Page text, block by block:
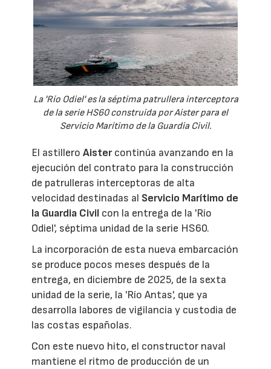
La 'Río Odiel' es la séptima patrullera interceptora
de la serie HS60 construida por Aister para el
Servicio Marítimo de la Guardia Civil.
El astilleroAistercontinúa avanzando en la
ejecución del contrato para la construcción
de patrulleras interceptoras de alta
velocidad destinadas al Servicio Marítimo de
la Guardia Civil con la entrega de la 'Río
Odiel', séptima unidad de la serie HS60.
La incorporación de esta nueva embarcación
se produce pocos meses después de la
entrega, en diciembre de 2025, de la sexta
unidad de la serie, la 'Río Antas', que ya
desarrolla labores de vigilancia y custodia de
las costas españolas.
Con este nuevo hito, el constructor naval
mantiene el ritmo de producción de un